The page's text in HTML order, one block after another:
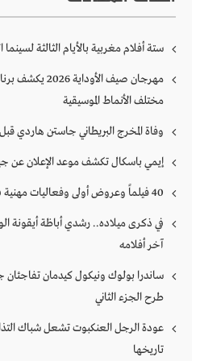
ستة أفلام مغربية بالأيام الثالثة
مهرجان صيف
مختلف الأنماط الموسيقية
وفاة المخرج البريطاني جاستن هاردي
إيمي باسكال تكشف موعد الإعلان عن
40 فيلماً وعروض أولى وفعاليات مهنية في مهرجان نافذة على أوروبا
في ذكرى ميلاده.. رشدي أباظة أيقونة
آخر أفلامه
طرح الجزء الثاني
عودة الرجل العنكبوت تشعل شباك
تاريخها